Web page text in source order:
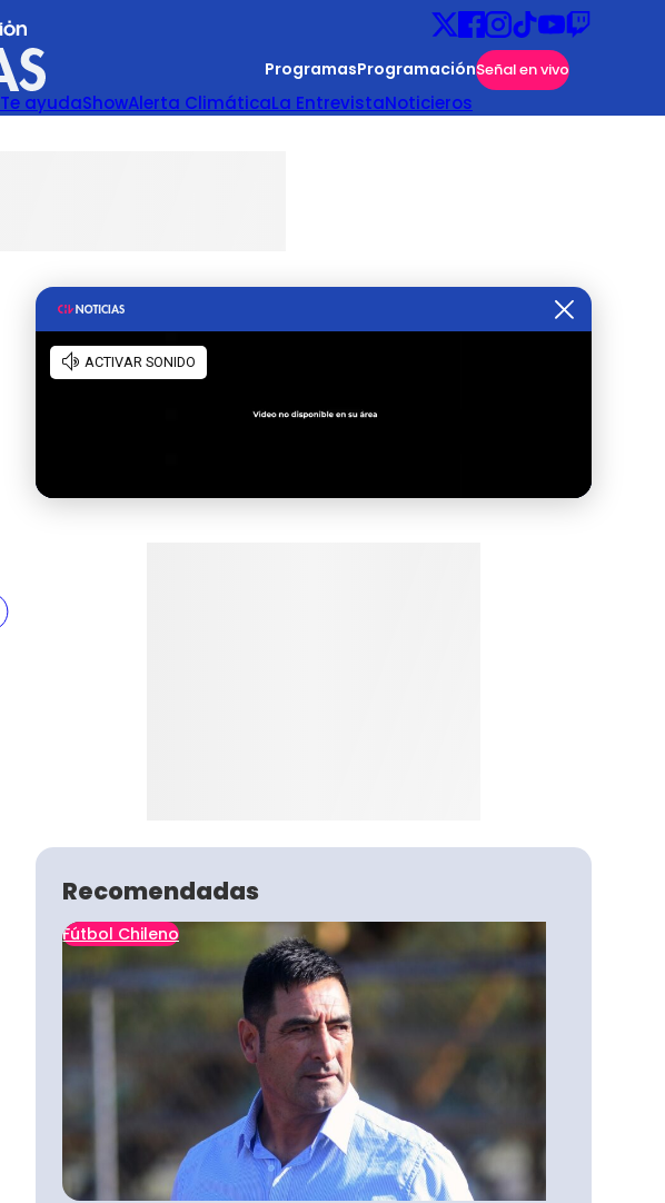
ProgramasProgramaciónSeñal en vivo
Te ayudaShowAlerta ClimáticaLa EntrevistaNoticieros
Recomendadas
Fútbol Chileno